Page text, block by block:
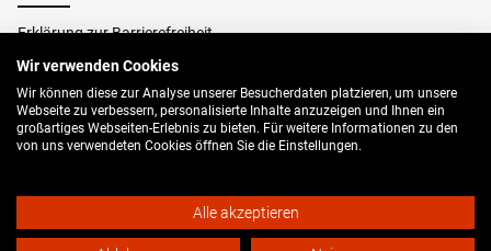
Erklärung zur Barrierefreiheit
Impressum
AGB
Wir verwenden Cookies
Wir können diese zur Analyse unserer Besucherdaten platzieren, um unsere
Webseite zu verbessern, personalisierte Inhalte anzuzeigen und Ihnen ein
großartiges Webseiten-Erlebnis zu bieten. Für weitere Informationen zu den
von uns verwendeten Cookies öffnen Sie die Einstellungen.
Alle akzeptieren